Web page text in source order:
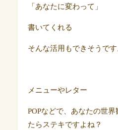
「あなたに変わって」
書いてくれる
そんな活用もできそうです
メニューやレター
POPなどで、あなたの世
たらステキですよね？